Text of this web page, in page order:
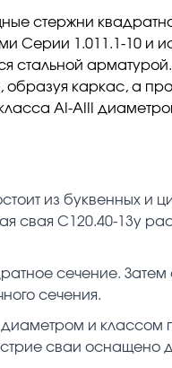
стержни
Серии 1.011.1-10 и
стальной
образуя каркас, а
АI-АIII
из буквенных и
свая С120.40-13у
сечение. Затем
сечения.
и классом
сваи оснащено